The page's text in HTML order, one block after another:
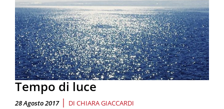
Tempo di luce
28 Agosto 2017 | DI CHIARA GIACCARDI